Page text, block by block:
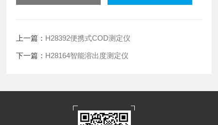
上一篇： H28392便携式COD测定仪
下一篇： H28164智能溶出度测定仪